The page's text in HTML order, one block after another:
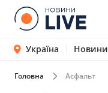
Україна Новини
Головна Асфальт